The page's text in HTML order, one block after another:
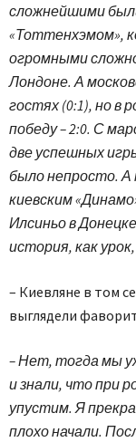
сложнейшими
«Тоттенхэмом»,
огромными
Лондоне. А
гостях (0:1), но в
победу – 2:0. С
две успешных
было непросто.
киевским
Илсиньо в
история, как
– Киевляне в том
выглядели
– Нет, тогда мы
и знали, что при
упустим. Я
плохо начали.